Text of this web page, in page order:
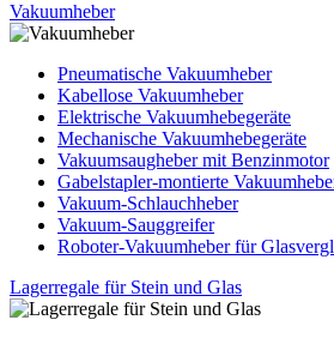
Vakuumheber
Pneumatische Vakuumheber
Kabellose Vakuumheber
Elektrische Vakuumhebegeräte
Mechanische Vakuumhebegeräte
Vakuumsaugheber mit Benzinmotor
Gabelstapler-montierte
Vakuum-Schlauchheber
Vakuum-Sauggreifer
Roboter-Vakuumheber für
Lagerregale für Stein und Glas